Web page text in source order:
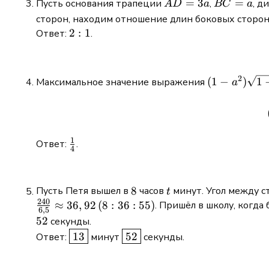
14
Пусть основания трапеции AD
=
AD = 3a,BC
=
BC = a,
сторон, находим отношение длин боковых
Ответ: 2:1
2 : 1.
Максимальное значение выражения (1 -
(1 − a2) 1
Ответ: \frac{1}
4
1 .
Пусть Петя вышел в 8
8 часов t
t минут. Угол между
6,5
240 ≈ 36, 92 (8 : 36 : 55). Пришёл в школу, когда
52 секунды.
Ответ: \boxed{13}
13 минут \boxed{52}
52 секунды.